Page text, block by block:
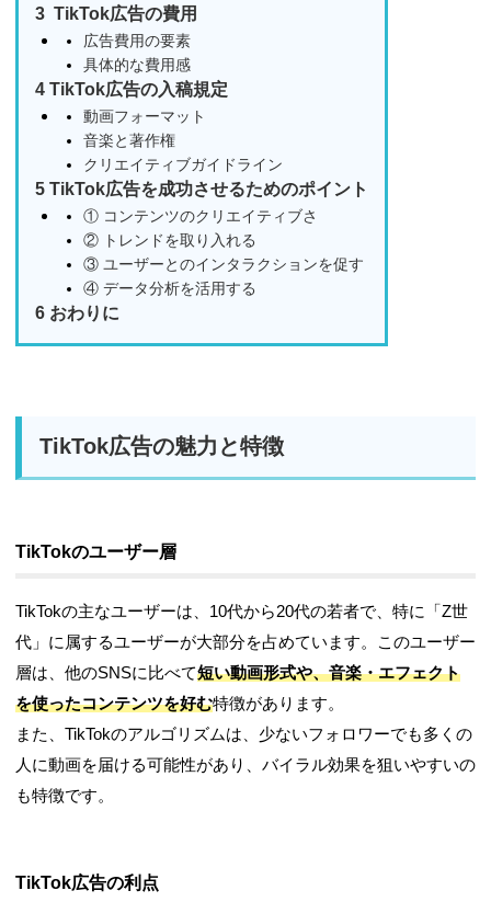
3 TikTok広告の費用
広告費用の要素
具体的な費用感
4 TikTok広告の入稿規定
動画フォーマット
音楽と著作権
クリエイティブガイドライン
5 TikTok広告を成功させるためのポイント
① コンテンツのクリエイティブさ
② トレンドを取り入れる
③ ユーザーとのインタラクションを促す
④ データ分析を活用する
6 おわりに
TikTok広告の魅力と特徴
TikTokのユーザー層
TikTokの主なユーザーは、10代から20代の若者で、特に「Z世
代」に属するユーザーが大部分を占めています。このユーザー
層は、他のSNSに比べて短い動画形式や、音楽・エフェクト
を使ったコンテンツを好む特徴があります。
また、TikTokのアルゴリズムは、少ないフォロワーでも多くの
人に動画を届ける可能性があり、バイラル効果を狙いやすいの
も特徴です。
TikTok広告の利点